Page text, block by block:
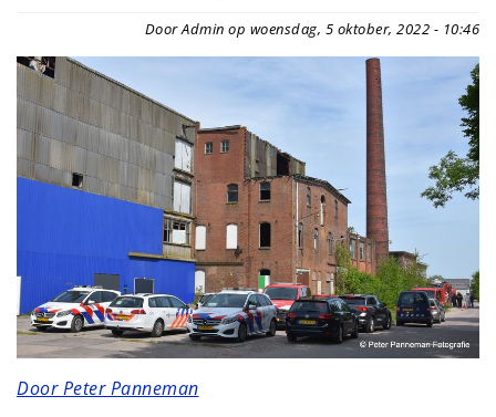
Door Admin op woensdag, 5 oktober, 2022 - 10:46
Door Peter Panneman